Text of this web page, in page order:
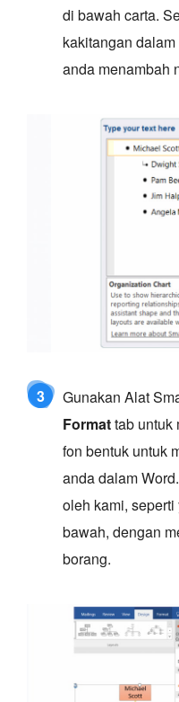
di bawah carta.
kakitangan
anda menambah
3 Gunakan Alat
Formattab untuk
fon bentuk untuk
anda dalam
oleh kami,
bawah, dengan
borang.